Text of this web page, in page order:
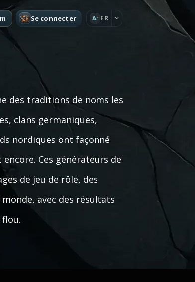
Se connecter A FR
des traditions de noms les
clans germaniques,
nordiques ont façonné
Ces générateurs de
de jeu de rôle, des
avec des résultats